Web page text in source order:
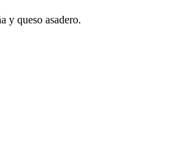
y queso asadero.